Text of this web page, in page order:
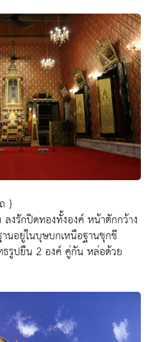
}
งรักปิดทองทั้งองค์ หน้าตักกว้าง
นอยู่ในบุษบกเหนือฐานชุกชี
รูปยืน 2 องค์ คู่กัน หล่อด้วย